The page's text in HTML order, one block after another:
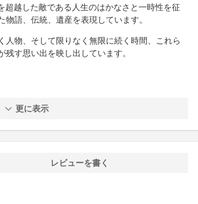
超越した敵である人生のはかなさと一時性を征
語、伝統、遺産を表現しています。
人物、そして限りなく無限に続く時間、これら
す思い出を映し出しています。
更に表示
レビューを書く